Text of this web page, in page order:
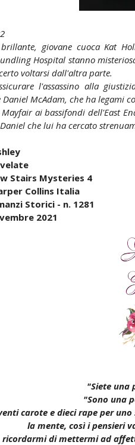
giovane cuoca Kat
Hospital stanno
voltarsi dall'altra parte.
l'assassino alla
Daniel McAdam, che ha legami
ai bassifondi dell'East
che lui ha cercato
Stairs Mysteries 4
Collins Italia
Storici - n. 1281
2021
"Siete una
"Sono una
carote e dieci rape per
la mente, così i pensieri
ricordarmi di mettermi ad